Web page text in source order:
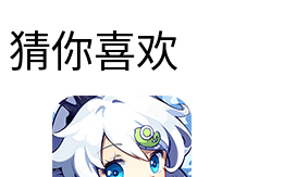
猜你喜欢